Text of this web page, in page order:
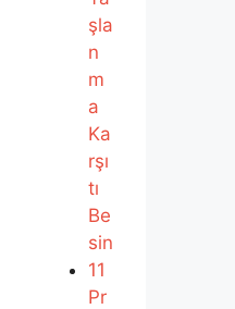
şla
n
m
a
Ka
rşı
tı
Be
sin
11
Pr